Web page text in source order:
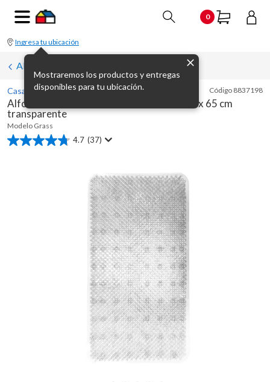
0
Ingresa tu ubicación
Mostraremos los productos y entregas
disponibles para tu ubicación.
Alfombras de interior
Casa Bonita Código 8837198
Alfombra de baño antideslizante Grass 36 x 65 cm
transparente
Modelo Grass
4.7 (37)
4.7